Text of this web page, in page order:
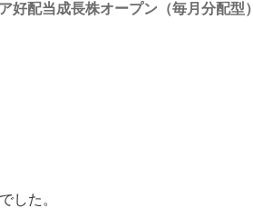
好配当成長株オープン（毎月分配型）
した。